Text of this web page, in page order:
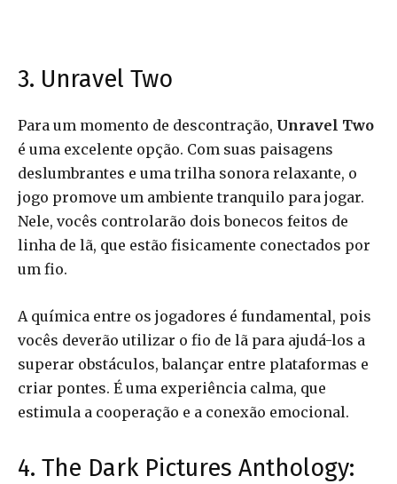
3. Unravel Two
Para um momento de descontração, Unravel Two
é uma excelente opção. Com suas paisagens
deslumbrantes e uma trilha sonora relaxante, o
jogo promove um ambiente tranquilo para jogar.
Nele, vocês controlarão dois bonecos feitos de
linha de lã, que estão fisicamente conectados por
um fio.
A química entre os jogadores é fundamental, pois
vocês deverão utilizar o fio de lã para ajudá-los a
superar obstáculos, balançar entre plataformas e
criar pontes. É uma experiência calma, que
estimula a cooperação e a conexão emocional.
4. The Dark Pictures Anthology: